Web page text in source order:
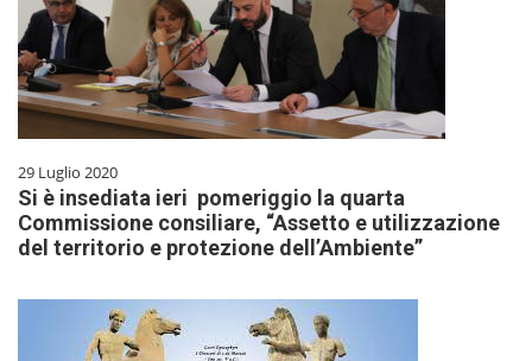
29 Luglio 2020
Si è insediata ieri pomeriggio la quarta
Commissione consiliare, “Assetto e utilizzazione
del territorio e protezione dell’Ambiente”